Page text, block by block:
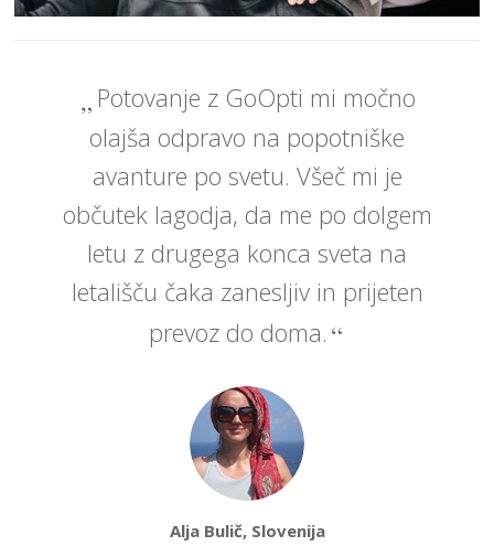
Potovanje z GoOpti mi močno
olajša odpravo na popotniške
avanture po svetu. Všeč mi je
občutek lagodja, da me po dolgem
letu z drugega konca sveta na
letališču čaka zanesljiv in prijeten
prevoz do doma.
Alja Bulič, Slovenija